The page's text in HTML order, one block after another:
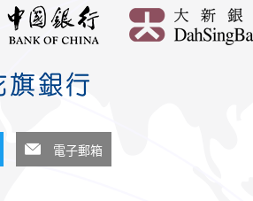
電子郵箱